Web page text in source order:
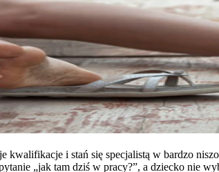
i stań się specjalistą w bardzo
„jak tam dziś w pracy?”, a dziecko nie